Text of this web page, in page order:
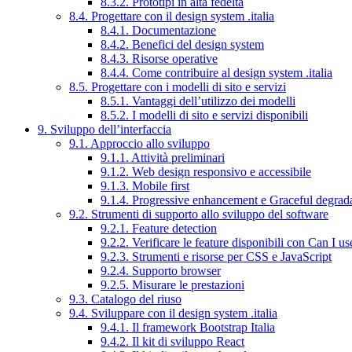
8.4. Progettare con il design system .italia
8.4.1. Documentazione
8.4.2. Benefici del design system
8.4.3. Risorse operative
8.4.4. Come contribuire al design system .italia
8.5. Progettare con i modelli di sito e servizi
8.5.1. Vantaggi dell’utilizzo dei modelli
8.5.2. I modelli di sito e servizi disponibili
9. Sviluppo dell’interfaccia
9.1. Approccio allo sviluppo
9.1.1. Attività preliminari
9.1.2. Web design responsivo e accessibile
9.1.3. Mobile first
9.1.4. Progressive enhancement e Graceful
9.2. Strumenti di supporto allo sviluppo del software
9.2.1. Feature detection
9.2.2. Verificare le feature disponibili con Can I
9.2.3. Strumenti e risorse per CSS e JavaScript
9.2.4. Supporto browser
9.2.5. Misurare le prestazioni
9.3. Catalogo del riuso
9.4. Sviluppare con il design system .italia
9.4.1. Il framework Bootstrap Italia
9.4.2. Il kit di sviluppo React